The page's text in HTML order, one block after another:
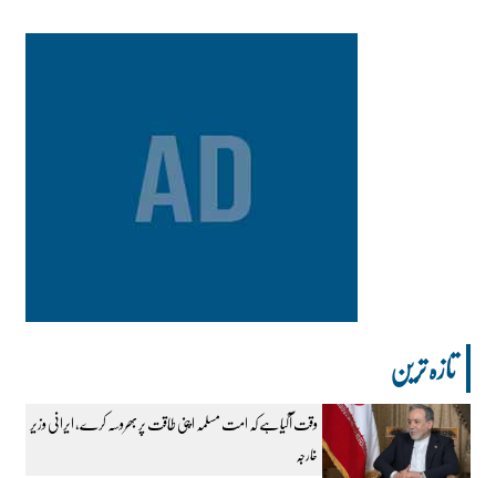
تازہ ترین
وقت آگیا ہے کہ امت مسلمہ اپنی طاقت پر بھروسہ کرے، ایرانی وزیر
خارجہ